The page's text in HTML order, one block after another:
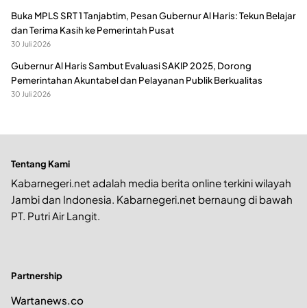
Buka MPLS SRT 1 Tanjabtim, Pesan Gubernur Al Haris: Tekun Belajar
dan Terima Kasih ke Pemerintah Pusat
30 Juli 2026
Gubernur Al Haris Sambut Evaluasi SAKIP 2025, Dorong
Pemerintahan Akuntabel dan Pelayanan Publik Berkualitas
30 Juli 2026
Tentang Kami
Kabarnegeri.net adalah media berita online terkini wilayah
Jambi dan Indonesia. Kabarnegeri.net bernaung di bawah
PT. Putri Air Langit.
Partnership
Wartanews.co